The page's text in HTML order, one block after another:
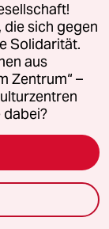
die sich gegen
Solidarität.
aus
Zentrum“ –
dabei?